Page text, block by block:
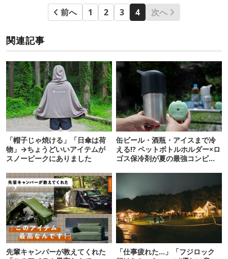
前へ 1 2 3 4 次へ
関連記事
「帽子じゃ焼ける」「日傘は荷
物」→ちょうどいいアイテムが
スノーピークにありました
缶ビール・酒瓶・アイスまで冷
える!? ペットボトルホルダー×ロ
ゴス保冷剤が夏の最強コンビだ
先輩キャンパーが教えてくれた
「仕事疲れた…」「フジロック